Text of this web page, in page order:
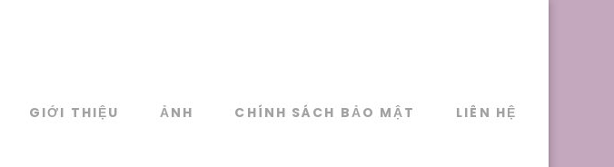
GIỚI THIỆU ẢNH CHÍNH SÁCH BẢO MẬT LIÊN HỆ